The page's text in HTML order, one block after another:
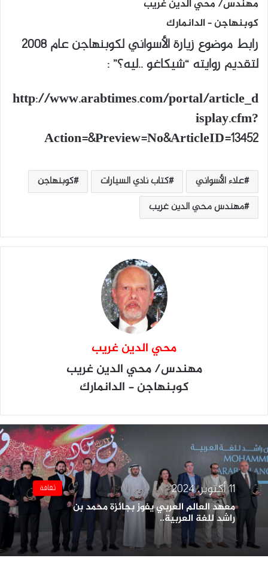
مهندس/ محي الدين غريب
كوبنهاجن – الدانمارك
رابط موضوع زيارة الأسواني لكوبنهاجن عام 2008
لتقديم روايته “شيكاغو ..ليه؟” :
http://www.arabtimes.com/portal/article_d
isplay.cfm?
Action=&Preview=No&ArticleID=13452
علاء الأسواني كتاب نادي السيارات
كوبنهاجن
مهندس محي الدين غريب
محي الدين غريب
مهندس/ محي الدين غريب
كوبنهاجن - الدانمارك
ثقافة 11 أكتوبر، 2024
معهد العالم العربي يفوز بجائزة محمد بن
راشد للغة العربية..